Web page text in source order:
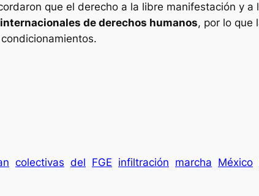
que el derecho a la libre manifestación y
de derechos humanos, por lo que
colectivas del FGE infiltración marcha México